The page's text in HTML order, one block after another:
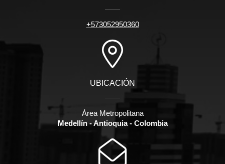
+573052950360
UBICACIÓN
Área Metropolitana
Medellín - Antioquia - Colombia